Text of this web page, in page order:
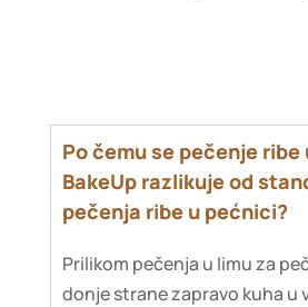
Po čemu se pečenje ribe
BakeUp razlikuje od
pečenja ribe u pećnici?
Prilikom pečenja u limu za
donje strane zapravo kuha u